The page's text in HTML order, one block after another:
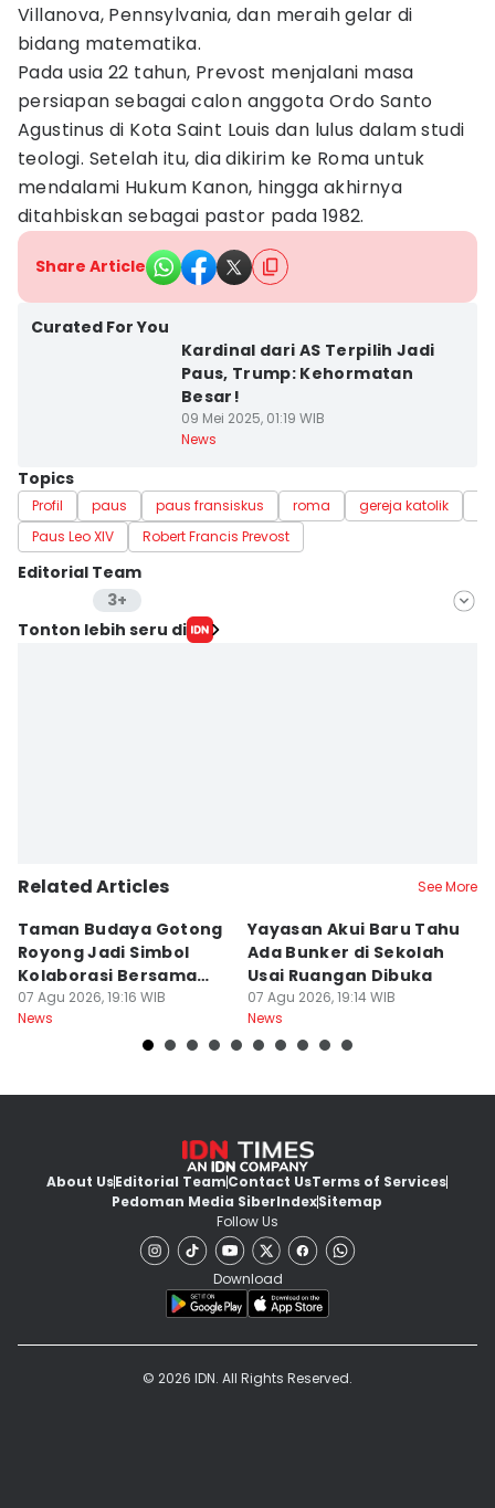
Villanova, Pennsylvania, dan meraih gelar di
bidang matematika.
Pada usia 22 tahun, Prevost menjalani masa
persiapan sebagai calon anggota Ordo Santo
Agustinus di Kota Saint Louis dan lulus dalam studi
teologi. Setelah itu, dia dikirim ke Roma untuk
mendalami Hukum Kanon, hingga akhirnya
ditahbiskan sebagai pastor pada 1982.
Share Article
Curated For You
Kardinal dari AS Terpilih Jadi
Paus, Trump: Kehormatan
Besar!
09 Mei 2025, 01:19 WIB
News
Topics
Profil paus paus fransiskus roma gereja katolik
Paus Leo XIV
Robert Francis Prevost
Editorial Team
3+
Editor
Tonton lebih seru di
Related Articles See More
Taman Budaya Gotong
Royong Jadi Simbol
Kolaborasi Bersama
Kawal JKN
07 Agu 2026, 19:16 WIB
News
Yayasan Akui Baru Tahu
Ada Bunker di Sekolah
Usai Ruangan Dibuka
07 Agu 2026, 19:14 WIB
News
About UsEditorial TeamContact UsTerms of Services
Pedoman Media SiberIndexSitemap
Follow Us
Download
© 2026 IDN. All Rights Reserved.